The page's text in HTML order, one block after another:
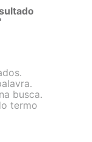
busca.
termo